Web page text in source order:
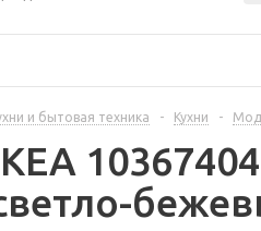
и бытовая техника - Кухни -